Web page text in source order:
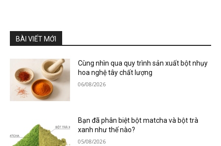
BÀI VIẾT MỚI
Cùng nhìn qua quy trình sản xuất bột nhụy
hoa nghệ tây chất lượng
06/08/2026
Bạn đã phân biệt bột matcha và bột trà
xanh như thế nào?
05/08/2026